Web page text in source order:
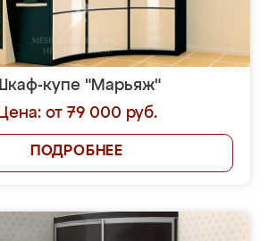
купе "Марьяж"
Цена: от 79 000 руб.
ПОДРОБНЕЕ